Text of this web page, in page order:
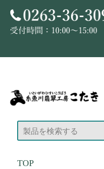
TOP